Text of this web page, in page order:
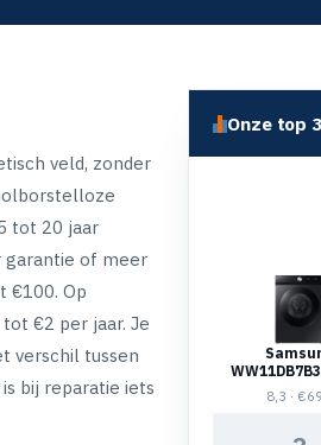
veld, zonder
tot 20 jaar
garantie of meer
€100. Op
€2 per jaar. Je
verschil tussen
bij reparatie iets
Onze top 3
Bespoke8,3 ·